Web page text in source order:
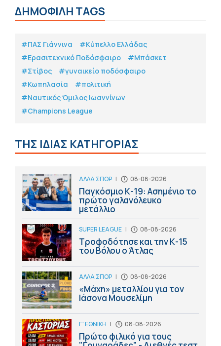
ΔΗΜΟΦΙΛΗ TAGS
#ΠΑΣ Γιάννινα
#Κύπελλο Ελλάδας
#Eρασιτεχνικό Ποδόσφαιρο
#Μπάσκετ
#Στίβος
#γυναικείο ποδόσφαιρο
#Κωπηλασία
#πολιτική
#Ναυτικός Όμιλος Ιωαννίνων
#Champions League
ΤΗΣ ΙΔΙΑΣ ΚΑΤΗΓΟΡΙΑΣ
ΑΛΛΑ ΣΠΟΡ | 08-08-2026
Παγκόσμιο Κ-19: Ασημένιο το
πρώτο γαλανόλευκο
μετάλλιο
SUPER LEAGUE | 08-08-2026
Τροφοδότησε και την Κ-15
του Βόλου ο Άτλας
ΑΛΛΑ ΣΠΟΡ | 08-08-2026
«Μάχη» μεταλλίου για τον
Ιάσονα Μουσελίμη
Γ' ΕΘΝΙΚΗ | 08-08-2026
Πρώτο φιλικό για τους